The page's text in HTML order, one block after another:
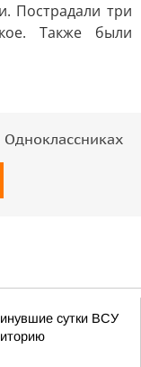
Пострадали три
Также были
сутки ВСУ